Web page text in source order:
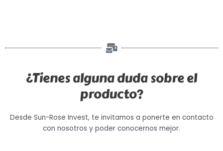
¿Tienes alguna duda sobre el
producto?
Desde Sun-Rose Invest, te invitamos a ponerte en contacto
con nosotros y poder conocernos mejor.